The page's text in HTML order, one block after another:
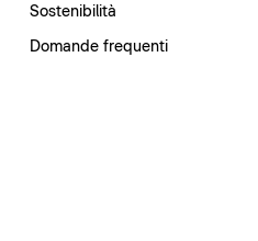
Sostenibilità
Domande frequenti